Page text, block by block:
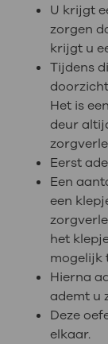
U krijgt
zorgen
krijgt u
Tijdens
Het is
deur
Eerst
Een
een
het
mogelijk
Hierna
ademt u
Deze
elkaar.